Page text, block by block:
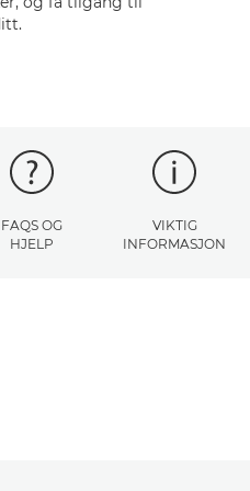
FAQS OG
HJELP
VIKTIG
INFORMASJON